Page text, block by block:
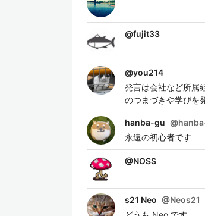
@fujit33
@you214
発言は会社など所属
のつまづきや学びを
hanba-gu @
永遠の初心者です
@NOSS
s21 Neo @Neos21